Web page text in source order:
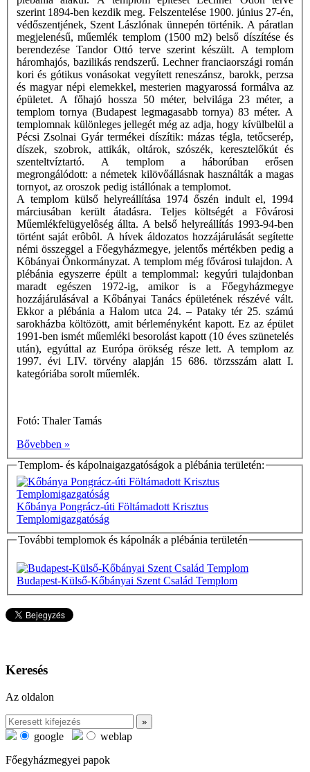
szerint 1894-ben kezdik meg. Felszentelése 1900. június 27-én,
védőszentjének, Szent Lászlónak ünnepén történik. A páratlan
megjelenésű, műemlék templom (1500 m2) belső díszítése és
berendezése Tandor Ottó terve szerint készült. A templom
háromhajós, bazilikás rendszerű. Lechner franciaországi román
kori és gótikus vonásokat vegyített reneszánsz, barokk, perzsa
és magyar népi elemekkel, mesterien magyarossá formálva az
épületet. A főhajó hossza 50 méter, belvilága 23 méter, a
templom tornya (Budapest legmagasabb tornya) 83 méter. A
templomnak különleges jellegét még az adja, hogy kívülbelül a
Pécsi Zsolnai Gyár termékei díszítik: mázas tégla, tetőcserép,
díszek, szobrok, attikák, oltárok, szószék, keresztelőkút és
szenteltvíztartó. A templom a háborúban erősen
megrongálódott: a németek kilövőállásnak használták a magas
tornyot, az oroszok pedig istállónak a templomot.
A templom külső helyreállítása 1974 őszén indult el, 1994
márciusában került átadásra. Teljes költségét a Fôvárosi
Műemlékfelügyelôség állta. A belső helyreállítás 1993-94-ben
történt saját erôbôl. A hívek áldozatos hozzájárulását segítette
némi összeggel a Főegyházmegye, jelentős mértékben pedig a
Kôbányai Önkormányzat. A templom még fővárosi tulajdon. A
plébánia egyszerre épült a templommal: kegyúri tulajdonban
maradt egészen 1972-ig, amikor is a Főegyházmegye
hozzájárulásával a Kőbányai Tanács épületének részévé vált.
Ekkor a plébánia a Halom utca 24. – Pataky tér 25. számú
sarokházba költözött, amit bérleményként kapott. Ez az épület
1991-ben ismét műemléki besorolást kapott (10 éves szünetelés
után), egyúttal az Európa örökség része lett. A templom az
1997. évi LIV. törvény alapján 15 686. törzsszám alatt I.
kategóriába sorolt műemlék.
Fotó: Thaler Tamás
Bővebben »
Templom- és kápolnaigazgatóságok a plébánia területén:
Kőbánya Pongrácz-úti Föltámadott Krisztus
Templomigazgatóság
További templomok és kápolnák a plébánia területén
Budapest-Külső-Kőbányai Szent Család Templom
Keresés
Az oldalon
google
weblap
Főegyházmegyei papok